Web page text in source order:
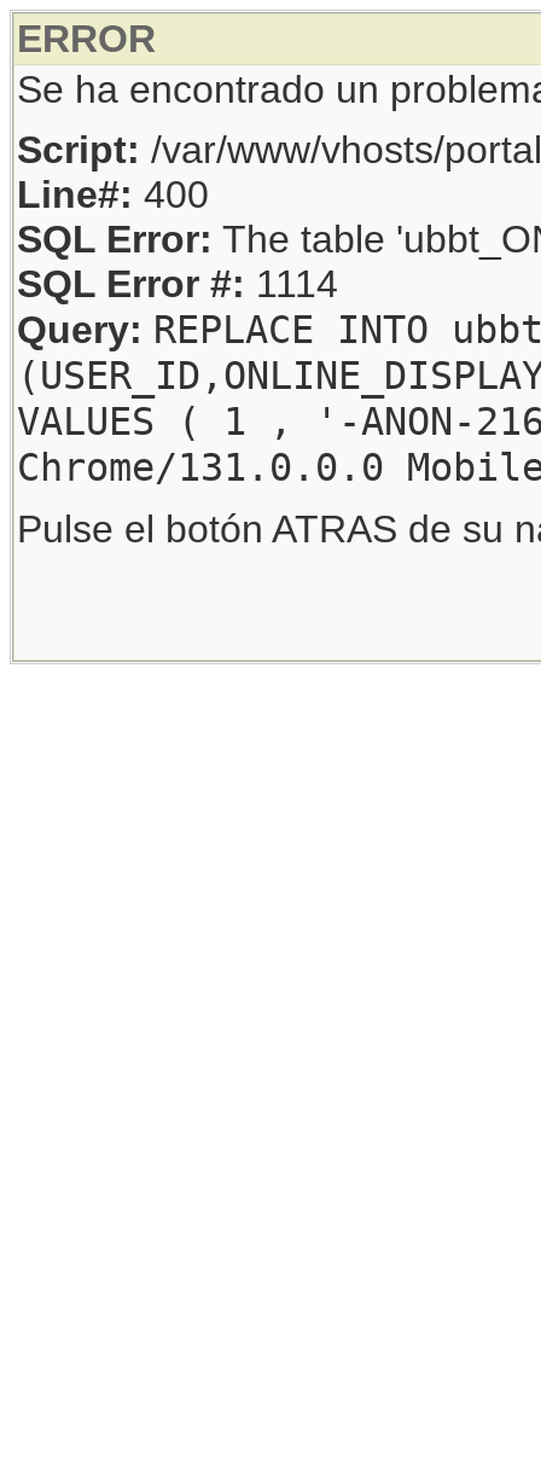
ERROR
Se ha encontrado un
Script: /var/www/vhosts/
Line#: 400
SQL Error: The table
SQL Error #: 1114
Query: REPLACE INTO
VALUES ( 1 , '-
Chrome/131.0.0.0
Pulse el botón ATRAS de su